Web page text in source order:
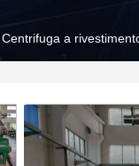
Centrifuga a